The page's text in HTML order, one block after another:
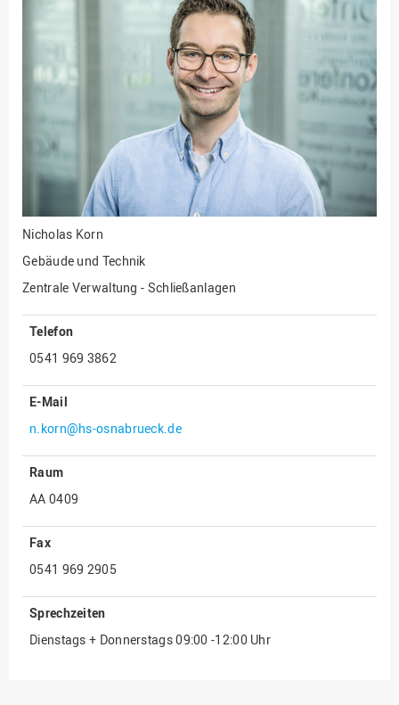
Fakultät
Ingenieurwissenschaften
Fakultät Management,
Fakultät Wirtschafts- und
Sozialwissenschaften
Finanzen
Forschung, Kooperation,
Drittmittel
Gebäude und Technik
Gesellschaftliches
Gleichstellungsbüro
Hochschulleitung
Hochschulplanung/-
strategie
Innenrevision
Institut für Musik
IT Service Center
Kommunikation und
Marketing
LearningCenter
Nachhaltigkeit
Personal
Nicholas Korn
Gebäude und Technik
Zentrale Verwaltung - Schließanlagen
Telefon
0541 969 3862
E-Mail
n.korn@hs-osnabrueck.de
Raum
AA 0409
Fax
0541 969 2905
Sprechzeiten
Dienstags + Donnerstags 09:00 -12:00 Uhr